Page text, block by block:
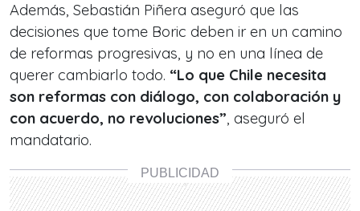
Además, Sebastián Piñera aseguró que las
decisiones que tome Boric deben ir en un camino
de reformas progresivas, y no en una línea de
querer cambiarlo todo. “Lo que Chile necesita
son reformas con diálogo, con colaboración y
con acuerdo, no revoluciones”, aseguró el
mandatario.